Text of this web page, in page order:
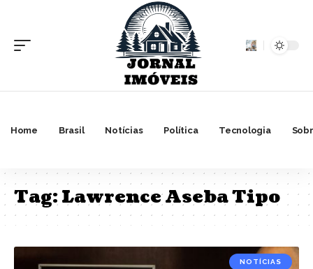
Home Brasil Notícias Política Tecnologia
Tag:Lawrence Aseba Tipo
NOTÍCIAS